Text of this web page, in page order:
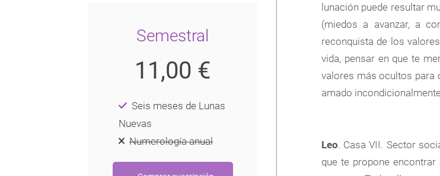
lunación puede resultar
(miedos a avanzar, a
reconquista de los
vida, pensar en que te
valores más ocultos para
amado
Leo. Casa VII. Sector
que te propone
Semestral
11,00 €
Seis meses de Lunas
Nuevas
Numerología anual